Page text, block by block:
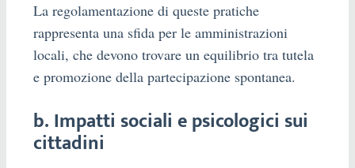
La regolamentazione di queste pratiche
rappresenta una sfida per le amministrazioni
locali, che devono trovare un equilibrio tra tutela
e promozione della partecipazione spontanea.
b. Impatti sociali e psicologici sui
cittadini